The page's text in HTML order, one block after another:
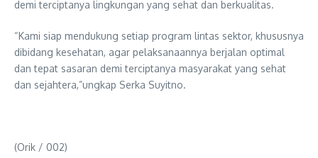
demi terciptanya lingkungan yang sehat dan berkualitas.
“Kami siap mendukung setiap program lintas sektor, khususnya
dibidang kesehatan, agar pelaksanaannya berjalan optimal
dan tepat sasaran demi terciptanya masyarakat yang sehat
dan sejahtera,”ungkap Serka Suyitno.
(Orik / 002)